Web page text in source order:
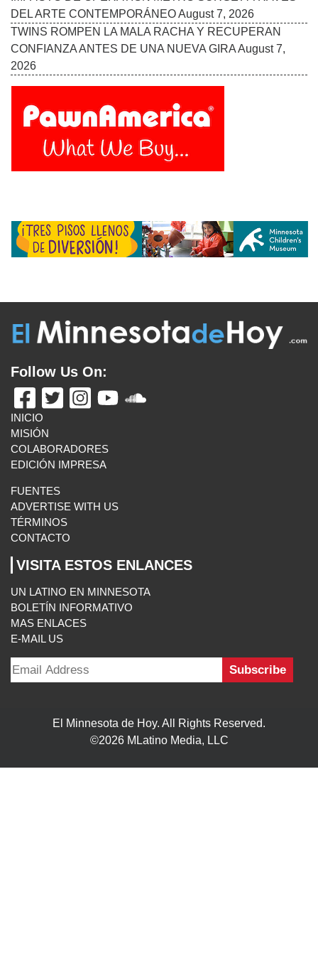
INICIO
FUENTES
ADVERTISE WITH US
CONTACTO
VISITA ESTOS ENLANCES
UN LATINO EN MINNESOTA
BOLETÍN INFORMATIVO
MAS ENLACES
E-MAIL US
©2026 MLatino Media, LLC